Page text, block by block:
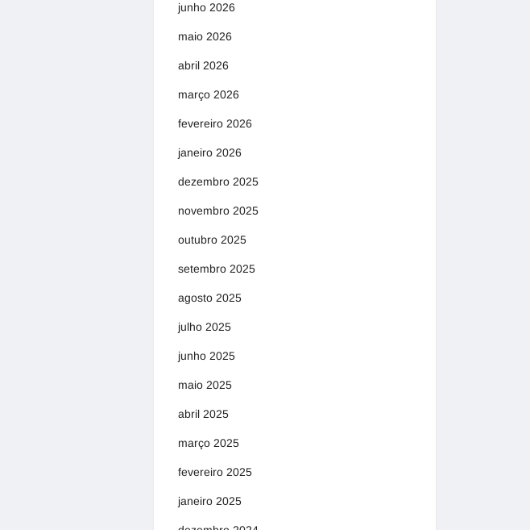
junho 2026
maio 2026
abril 2026
março 2026
fevereiro 2026
janeiro 2026
dezembro 2025
novembro 2025
outubro 2025
setembro 2025
agosto 2025
julho 2025
junho 2025
maio 2025
abril 2025
março 2025
fevereiro 2025
janeiro 2025